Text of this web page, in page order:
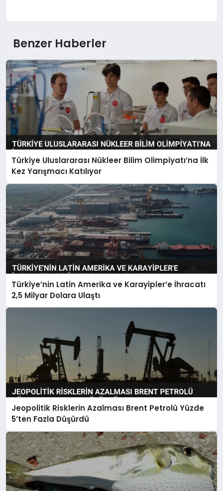
Benzer Haberler
Türkiye Uluslararası Nükleer Bilim Olimpiyatı’na İlk
Kez Yarışmacı Katılıyor
Türkiye’nin Latin Amerika ve Karayipler’e İhracatı
2,5 Milyar Dolara Ulaştı
Jeopolitik Risklerin Azalması Brent Petrolü Yüzde
5’ten Fazla Düşürdü